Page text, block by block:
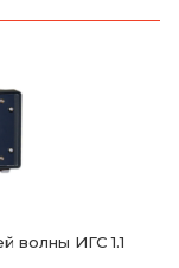
волны ИГС 1.1